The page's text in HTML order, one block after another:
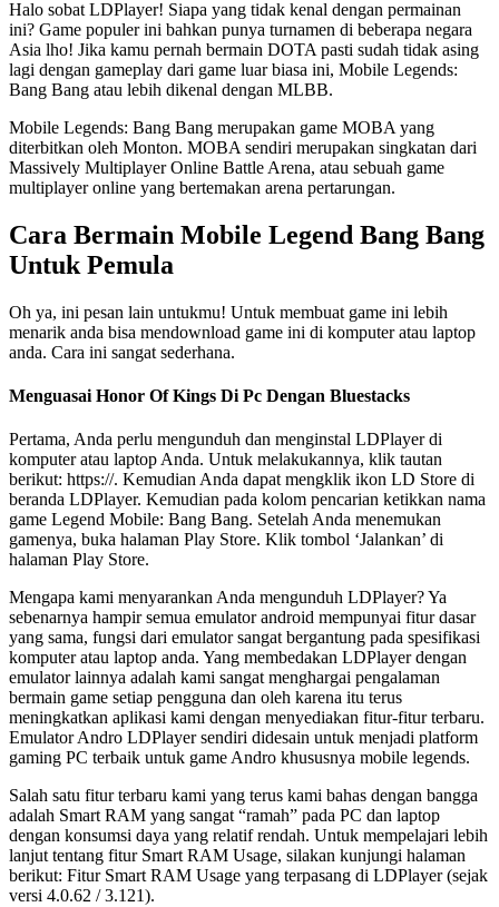
Halo sobat LDPlayer! Siapa yang tidak kenal dengan permainan
ini? Game populer ini bahkan punya turnamen di beberapa negara
Asia lho! Jika kamu pernah bermain DOTA pasti sudah tidak asing
lagi dengan gameplay dari game luar biasa ini, Mobile Legends:
Bang Bang atau lebih dikenal dengan MLBB.
Mobile Legends: Bang Bang merupakan game MOBA yang
diterbitkan oleh Monton. MOBA sendiri merupakan singkatan dari
Massively Multiplayer Online Battle Arena, atau sebuah game
multiplayer online yang bertemakan arena pertarungan.
Cara Bermain Mobile Legend Bang Bang
Untuk Pemula
Oh ya, ini pesan lain untukmu! Untuk membuat game ini lebih
menarik anda bisa mendownload game ini di komputer atau laptop
anda. Cara ini sangat sederhana.
Menguasai Honor Of Kings Di Pc Dengan Bluestacks
Pertama, Anda perlu mengunduh dan menginstal LDPlayer di
komputer atau laptop Anda. Untuk melakukannya, klik tautan
berikut: https://. Kemudian Anda dapat mengklik ikon LD Store di
beranda LDPlayer. Kemudian pada kolom pencarian ketikkan nama
game Legend Mobile: Bang Bang. Setelah Anda menemukan
gamenya, buka halaman Play Store. Klik tombol ‘Jalankan’ di
halaman Play Store.
Mengapa kami menyarankan Anda mengunduh LDPlayer? Ya
sebenarnya hampir semua emulator android mempunyai fitur dasar
yang sama, fungsi dari emulator sangat bergantung pada spesifikasi
komputer atau laptop anda. Yang membedakan LDPlayer dengan
emulator lainnya adalah kami sangat menghargai pengalaman
bermain game setiap pengguna dan oleh karena itu terus
meningkatkan aplikasi kami dengan menyediakan fitur-fitur terbaru.
Emulator Andro LDPlayer sendiri didesain untuk menjadi platform
gaming PC terbaik untuk game Andro khususnya mobile legends.
Salah satu fitur terbaru kami yang terus kami bahas dengan bangga
adalah Smart RAM yang sangat “ramah” pada PC dan laptop
dengan konsumsi daya yang relatif rendah. Untuk mempelajari lebih
lanjut tentang fitur Smart RAM Usage, silakan kunjungi halaman
berikut: Fitur Smart RAM Usage yang terpasang di LDPlayer (sejak
versi 4.0.62 / 3.121).